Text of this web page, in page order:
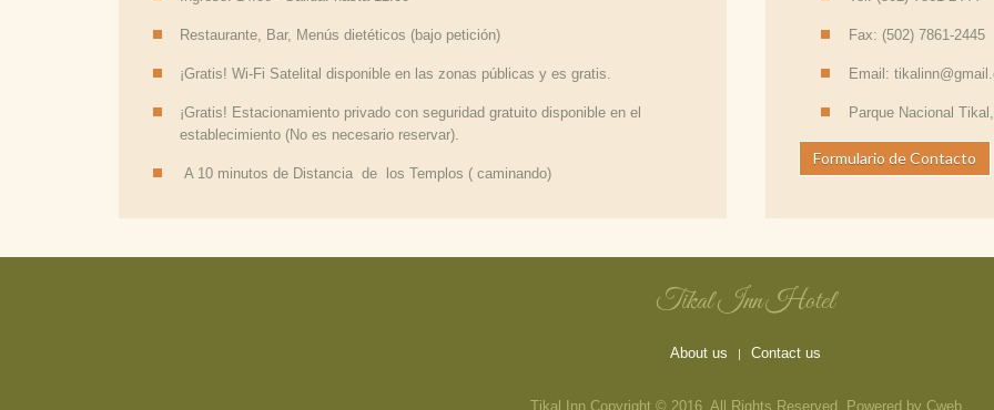
Restaurante, Bar, Menús dietéticos (bajo petición)
¡Gratis! Wi-Fi Satelital disponible en las zonas públicas y es gratis.
¡Gratis! Estacionamiento privado con seguridad gratuito disponible en el
establecimiento (No es necesario reservar).
A 10 minutos de Distancia de los Templos ( caminando)
Fax: (502) 7861-2445
Email:
Parque Nacional
Formulario de Contacto
Tikal Inn Hotel
About us Contact us
Tikal Inn Copyright © 2016. All Rights Reserved. Powered by Cweb